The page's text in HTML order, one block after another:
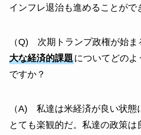
インフレ退治も進めることがで
（Q) 次期トランプ政権が始ま
大な経済的課題についてどの
ですか？
（A) 私達は米経済が良い状態
とても楽観的だ。私達の政策は